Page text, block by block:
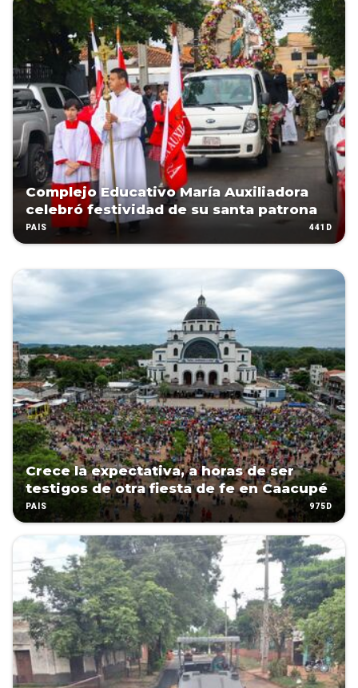
Complejo Educativo María Auxiliadora
celebró festividad de su santa patrona
PAÍS 441D
Crece la expectativa, a horas de ser
testigos de otra fiesta de fe en Caacupé
PAÍS 975D